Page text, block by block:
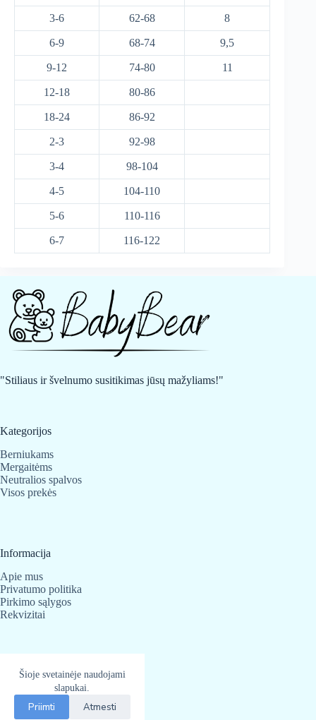
Šioje svetainėje naudojami
slapukai.
Priimti Atmesti
3-6 62-68 8
6-9 68-74 9,5
9-12 74-80 11
12-18 80-86
18-24 86-92
2-3 92-98
3-4 98-104
4-5 104-110
5-6 110-116
6-7 116-122
"Stiliaus ir švelnumo susitikimas jūsų mažyliams!"
Kategorijos
Berniukams
Mergaitėms
Neutralios spalvos
Visos prekės
Informacija
Apie mus
Privatumo politika
Pirkimo sąlygos
Rekvizitai
Telefonas:
+370 683 25 820
El. paštasinfo@babybear.lt